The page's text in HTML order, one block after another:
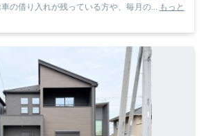
の借り入れが残っている方や、毎月の... もっと